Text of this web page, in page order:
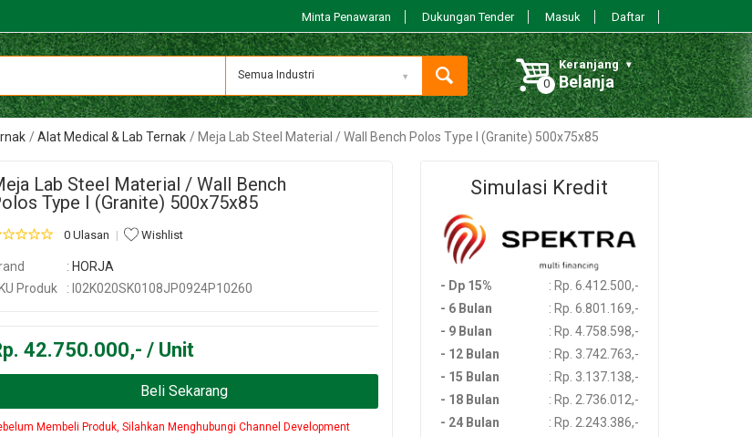
Minta Penawaran Dukungan Tender Masuk Daftar
Semua Industri
Keranjang
Belanja
Alat Medical & Lab Ternak Meja Lab Steel Material / Wall Bench Polos Type I (Granite) 500x75x85
Lab Steel Material / Wall Bench
Type I (Granite) 500x75x85
0 Ulasan Wishlist
: HORJA
Produk
: I02K020SK0108JP0924P10260
42.750.000,- / Unit
Beli Sekarang
Membeli Produk, Silahkan Menghubungi Channel Development
Simulasi Kredit
- Dp 15%
: Rp. 6.412.500,-
- 6 Bulan
: Rp. 6.801.169,-
- 9 Bulan
: Rp. 4.758.598,-
- 12 Bulan
: Rp. 3.742.763,-
- 15 Bulan
: Rp. 3.137.138,-
- 18 Bulan
: Rp. 2.736.012,-
- 24 Bulan
: Rp. 2.243.386,-